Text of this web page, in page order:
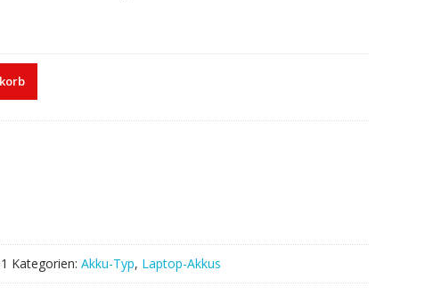
Kategorien: Akku-Typ, Laptop-Akkus